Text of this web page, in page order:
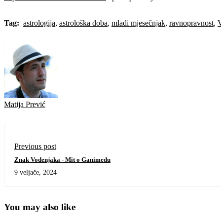
Tag: astrologija, astrološka doba, mladi mjesečnjak, ravnopravnost,
Matija Prević
Previous post
Znak Vodenjaka - Mit o Ganimedu
9 veljače, 2024
You may also like